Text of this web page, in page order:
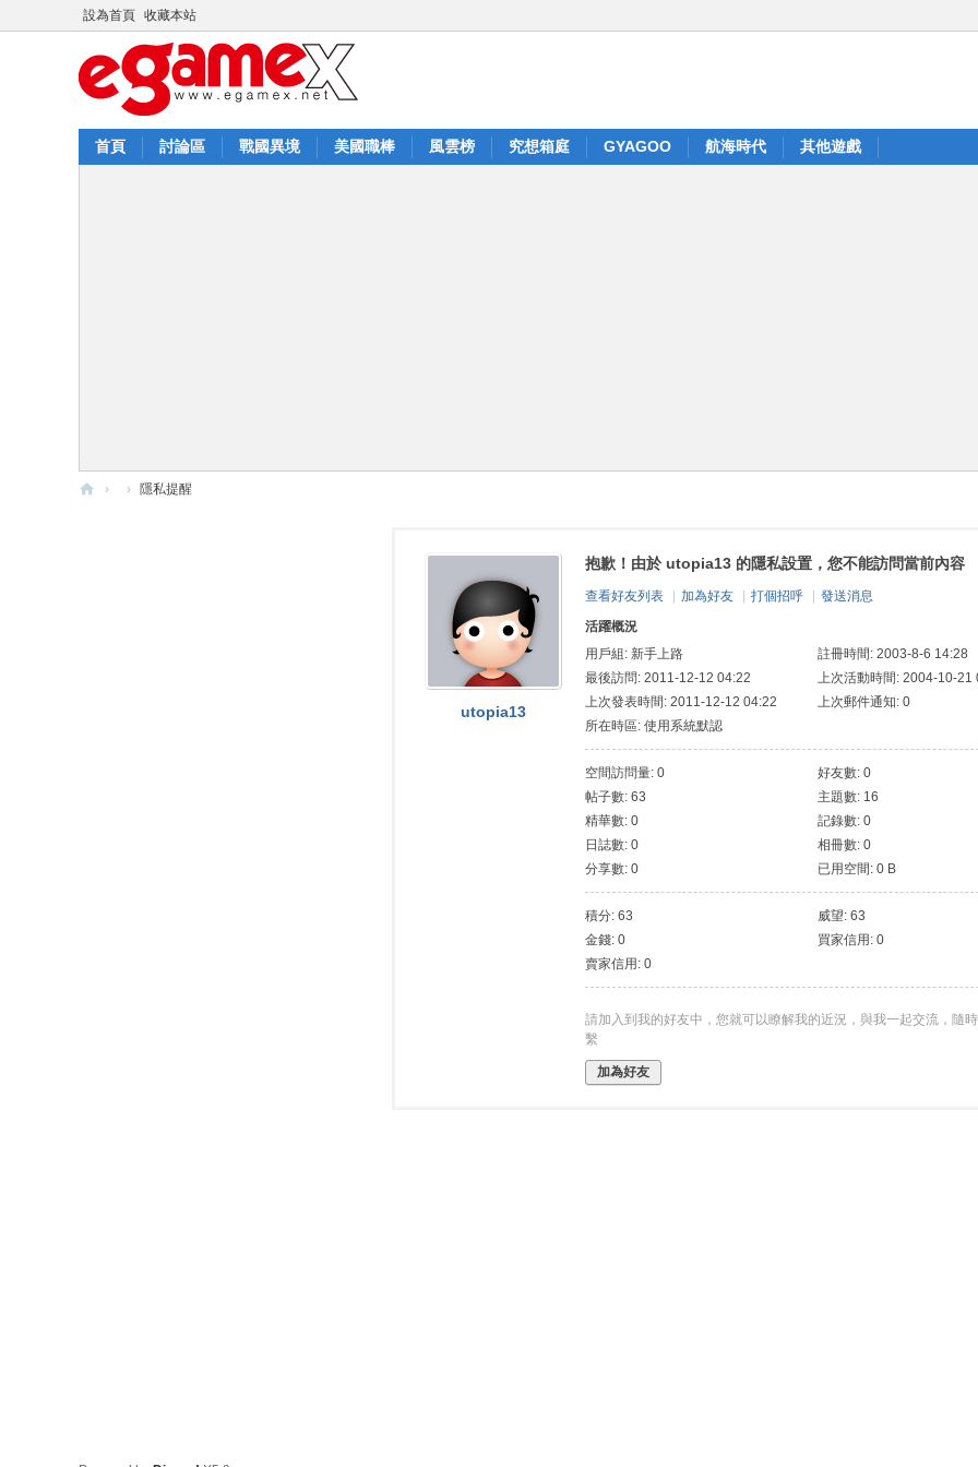
設為首頁 收藏本站
首頁 討論區 戰國異境 美國職棒 風雲榜 究想箱庭 GYAGOO 航海時代 其他遊戲
› › 隱私提醒
utopia13
抱歉！由於 utopia13 的隱私設置，您不能訪問當前內容
查看好友列表 加為好友 打個招呼
發送消息
活躍概況
用戶組: 新手上路
註冊時間: 2003-8-6 14:28
最後訪問: 2011-12-12 04:22
上次活動時間: 2004-10-21
上次發表時間: 2011-12-12 04:22
上次郵件通知: 0
所在時區: 使用系統默認
空間訪問量: 0
好友數: 0
帖子數: 63
主題數: 16
精華數: 0
記錄數: 0
日誌數: 0
相冊數: 0
分享數: 0
已用空間: 0 B
積分: 63
威望: 63
金錢: 0
買家信用: 0
賣家信用: 0
請加入到我的好友中，您就可以瞭解我的近況，與我一起交流，隨
繫
加為好友